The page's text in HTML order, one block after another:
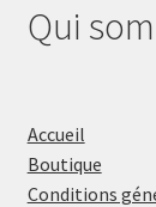
Qui
Accueil
Boutique
Conditions